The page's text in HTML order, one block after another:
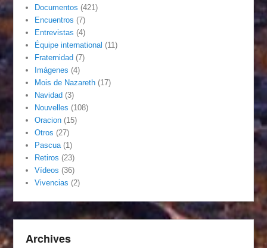
Documentos (421)
Encuentros (7)
Entrevistas (4)
Équipe international (11)
Fraternidad (7)
Imágenes (4)
Mois de Nazareth (17)
Navidad (3)
Nouvelles (108)
Oracion (15)
Otros (27)
Pascua (1)
Retiros (23)
Vídeos (36)
Vivencias (2)
Archives